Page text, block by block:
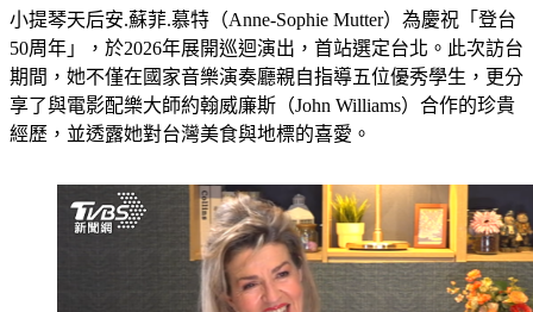
小提琴天后安.蘇菲.慕特（Anne-Sophie Mutter）為慶祝「登台
50周年」，於2026年展開巡迴演出，首站選定台北。此次訪台
期間，她不僅在國家音樂演奏廳親自指導五位優秀學生，更分
享了與電影配樂大師約翰威廉斯（John Williams）合作的珍貴
經歷，並透露她對台灣美食與地標的喜愛。